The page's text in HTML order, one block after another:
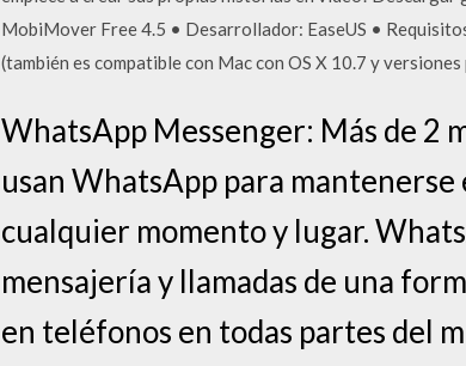
MobiMover Free 4.5 • Desarrollador: EaseUS •
(también es compatible con Mac con OS X 10.7 y
WhatsApp Messenger: Más de 2
usan WhatsApp para
cualquier momento y lugar.
mensajería y llamadas de una
en teléfonos en todas partes del